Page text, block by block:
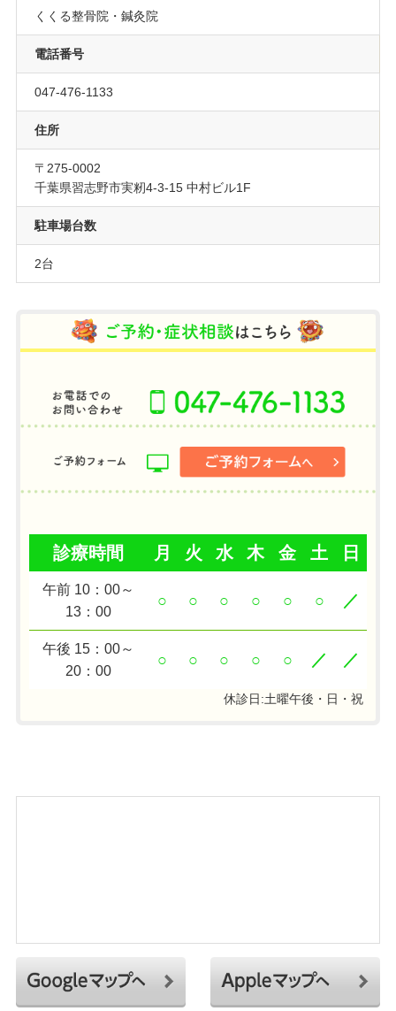
くくる整骨院・鍼灸院
電話番号
047-476-1133
住所
〒275-0002
千葉県習志野市実籾4-3-15 中村ビル1F
駐車場台数
2台
診療時間 月 火 水 木 金 土 日
午前 10：00～
13：00
○ ○ ○ ○ ○ ○ ／
午後 15：00～
20：00
○ ○ ○ ○ ○ ／ ／
休診日:土曜午後・日・祝